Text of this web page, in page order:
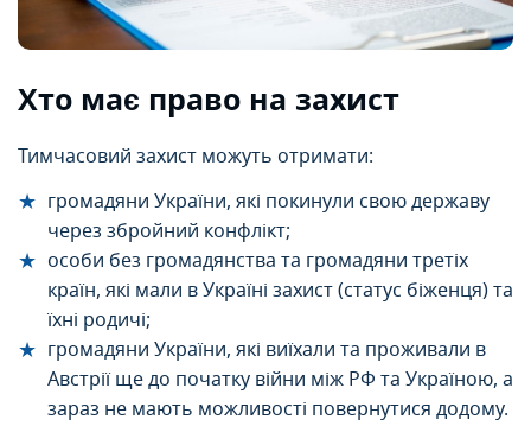
Хто має право на захист
Тимчасовий захист можуть отримати:
громадяни України, які покинули свою державу
через збройний конфлікт;
особи без громадянства та громадяни третіх
країн, які мали в Україні захист (статус біженця) та
їхні родичі;
громадяни України, які виїхали та проживали в
Австрії ще до початку війни між РФ та Україною, а
зараз не мають можливості повернутися додому.